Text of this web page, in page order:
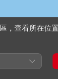
Stars
，查看所在位